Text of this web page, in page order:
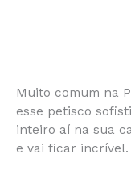
Muito comum na
esse petisco
inteiro aí na sua
e vai ficar incrível.